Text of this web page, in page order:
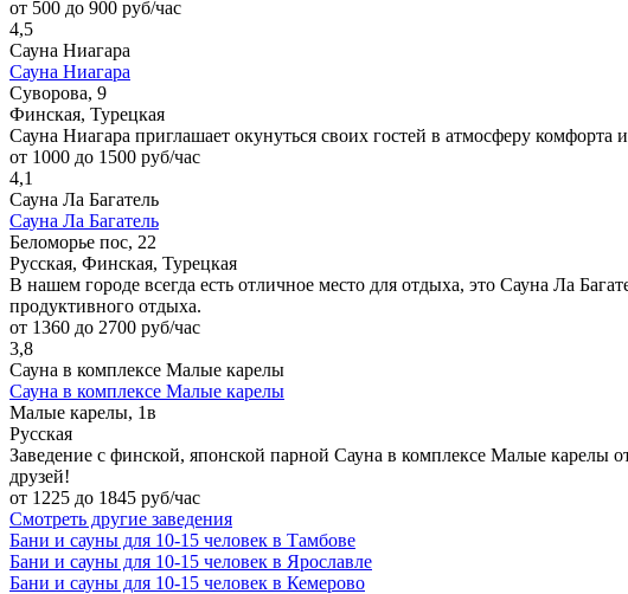
от 500 до 900 руб/час
4,5
Сауна Ниагара
Сауна Ниагара
Суворова, 9
Финская, Турецкая
Сауна Ниагара приглашает окунуться своих гостей в атмосферу
от 1000 до 1500 руб/час
4,1
Сауна Ла Багатель
Сауна Ла Багатель
Беломорье пос, 22
Русская, Финская, Турецкая
В нашем городе всегда есть отличное место для отдыха, это Сауна Ла
продуктивного отдыха.
от 1360 до 2700 руб/час
3,8
Сауна в комплексе Малые карелы
Сауна в комплексе Малые карелы
Малые карелы, 1в
Русская
Заведение с финской, японской парной Сауна в комплексе Малые карелы
друзей!
от 1225 до 1845 руб/час
Смотреть другие заведения
Бани и сауны для 10-15 человек в Тамбове
Бани и сауны для 10-15 человек в Ярославле
Бани и сауны для 10-15 человек в Кемерово